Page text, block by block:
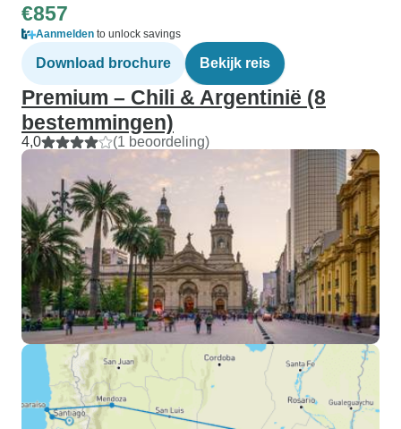
€857
Aanmelden to unlock savings
Download brochure Bekijk reis
Premium – Chili & Argentinië (8
bestemmingen)
4,0 (1 beoordeling)